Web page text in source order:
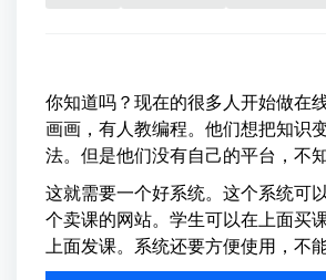
你知道吗？现在的很多人开始做在
画画，有人教编程。他们想把知识
法。但是他们没有自己的平台，不
这就需要一个好系统。这个系统可
个卖课的网站。学生可以在上面买
上面发课。系统还要方便使用，不能